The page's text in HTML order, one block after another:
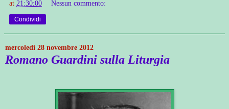
at 21:30:00 Nessun commento:
Condividi
mercoledì 28 novembre 2012
Romano Guardini sulla Liturgia